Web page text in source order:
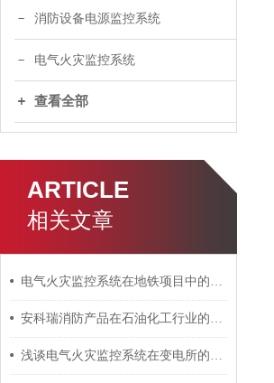
消防设备电源监控系统
电气火灾监控系统
查看全部
ARTICLE
相关文章
电气火灾监控系统在地铁项目中的应用
安科瑞消防产品在石油化工行业的应用探讨
浅谈电气火灾监控系统在变电所的应用